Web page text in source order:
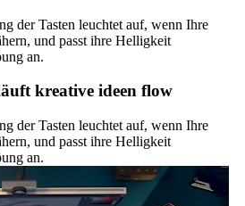
der Tasten leuchtet auf, wenn Ihre
und passt ihre Helligkeit
an.
kreative ideen flow
der Tasten leuchtet auf, wenn Ihre
und passt ihre Helligkeit
an.